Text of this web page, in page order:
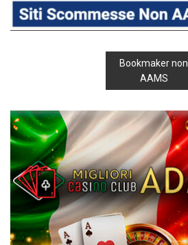
Bookmaker non
AAMS